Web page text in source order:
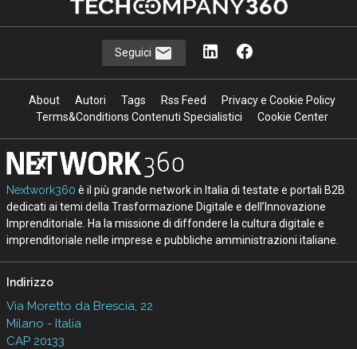
Seguici
About Autori Tags Rss Feed
Privacy e Cookie Policy
Terms&Conditions Contenuti Specialistici
Cookie Center
Nextwork360 è il più grande network in Italia di testate e portali B2B
dedicati ai temi della Trasformazione Digitale e dell’Innovazione
Imprenditoriale. Ha la missione di diffondere la cultura digitale e
imprenditoriale nelle imprese e pubbliche amministrazioni italiane.
Indirizzo
Via Moretto da Brescia, 22
Milano - Italia
CAP 20133